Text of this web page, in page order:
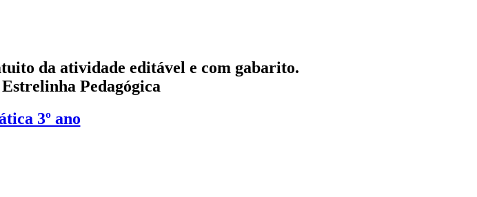
da atividade editável e com gabarito.
Estrelinha Pedagógica
3º ano